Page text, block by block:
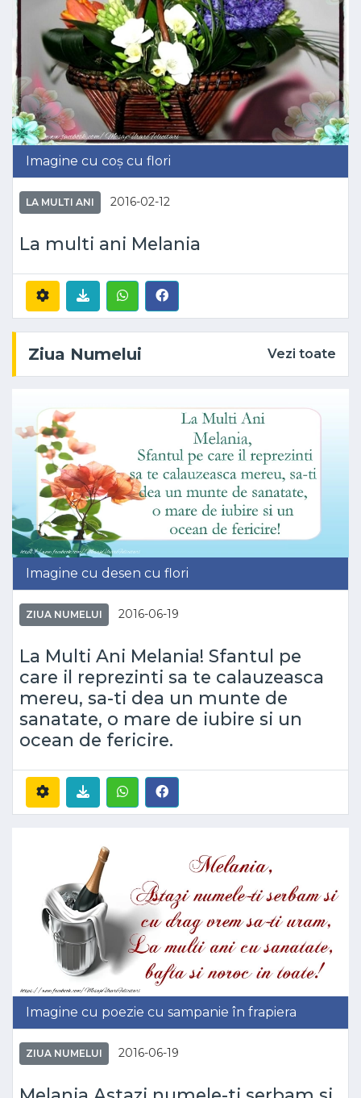
Imagine cu coș cu flori
LA MULTI ANI 2016-02-12
La multi ani Melania
Ziua Numelui Vezi toate
Imagine cu desen cu flori
ZIUA NUMELUI 2016-06-19
La Multi Ani Melania! Sfantul pe
care il reprezinti sa te calauzeasca
mereu, sa-ti dea un munte de
sanatate, o mare de iubire si un
ocean de fericire.
Imagine cu poezie cu sampanie în frapiera
ZIUA NUMELUI 2016-06-19